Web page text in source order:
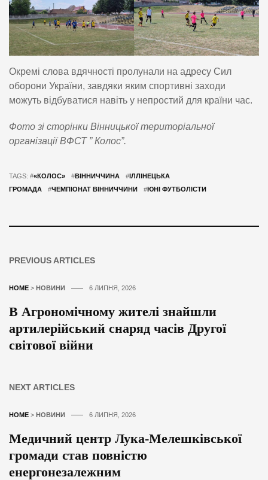
Окремі слова вдячності пролунали на адресу Сил
оборони України, завдяки яким спортивні заходи
можуть відбуватися навіть у непростий для країни час.
Фото зі сторінки Вінницької територіальної
організації ВФСТ ” Колос”.
TAGS: #«КОЛОС» #ВІННИЧЧИНА #ІЛЛІНЕЦЬКА
ГРОМАДА
#ЧЕМПІОНАТ ВІННИЧЧИНИ #ЮНІ ФУТБОЛІСТИ
PREVIOUS ARTICLES
HOME > НОВИНИ 6 ЛИПНЯ, 2026
В Агрономічному жителі знайшли
артилерійський снаряд часів Другої
світової війни
NEXT ARTICLES
HOME > НОВИНИ 6 ЛИПНЯ, 2026
Медичний центр Лука-Мелешківської
громади став повністю
енергонезалежним